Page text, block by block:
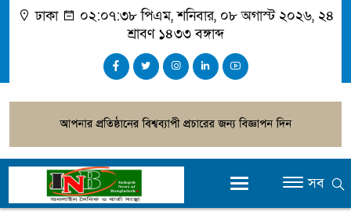
ঢাকা ০২:০৭:৩৯ পিএম, শনিবার, ০৮ অগাস্ট ২০২৬, ২৪
শ্রাবণ ১৪৩৩ বঙ্গাব্দ
সব